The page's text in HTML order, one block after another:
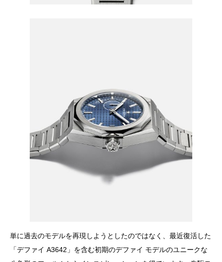
単に過去のモデルを再現しようとしたのではなく、最近復活した
「デファイ A3642」を含む初期のデファイ モデルのユニークな